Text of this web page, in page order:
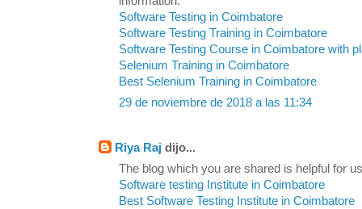
Software Testing in Coimbatore
Software Testing Training in Coimbatore
Software Testing Course in Coimbatore with
Selenium Training in Coimbatore
Best Selenium Training in Coimbatore
29 de noviembre de 2018 a las 11:34
Riya Raj dijo...
The blog which you are shared is helpful for
Software testing Institute in Coimbatore
Best Software Testing Institute in Coimbatore